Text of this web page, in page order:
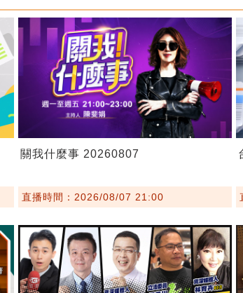
關我什麼事 20260807
直播時間：2026/08/07 21:00